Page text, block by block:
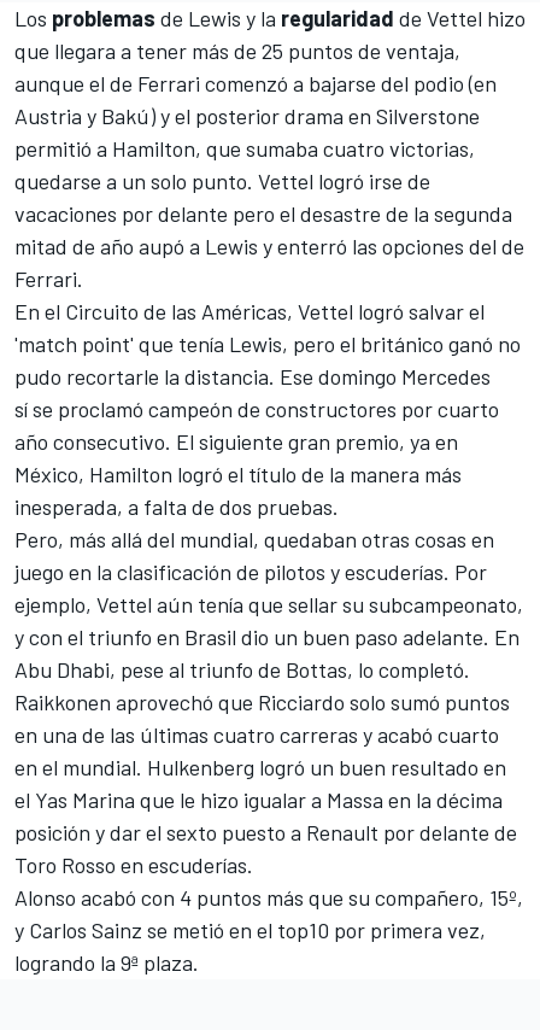
Los problemas de Lewis y la regularidad de Vettel hizo
que llegara a tener más de 25 puntos de ventaja,
aunque el de Ferrari comenzó a bajarse del podio (en
Austria y Bakú) y el posteriordrama en Silverstone
permitió a Hamilton, que sumaba cuatro victorias,
quedarse a un solo punto. Vettel logró irse de
vacaciones por delante pero el desastre de la segunda
mitad de año aupó a Lewis y enterró las opciones del de
Ferrari.
En el Circuito de las Américas, Vettel logró salvar el
'match point' que tenía Lewis, pero el británico ganó no
pudo recortarle la distancia. Ese domingo Mercedes
sí se proclamó campeón de constructores por cuarto
año consecutivo. El siguiente gran premio, ya en
México, Hamilton logró el título de la manera más
inesperada, a falta de dos pruebas.
Pero, más allá del mundial, quedaban otras cosas en
juego en la clasificación de pilotos y escuderías. Por
ejemplo, Vettel aún tenía que sellar su subcampeonato,
y con el triunfo en Brasil dio un buen paso adelante. En
Abu Dhabi, pese al triunfo de Bottas, lo completó.
Raikkonen aprovechó que Ricciardo solo sumó puntos
en una de las últimas cuatro carreras y acabó cuarto
en el mundial. Hulkenberg logró un buen resultado en
el Yas Marina que le hizo igualar a Massa en la décima
posición y dar el sexto puesto a Renault por delante de
Toro Rosso en escuderías.
Alonso acabó con 4 puntos más que su compañero, 15º,
y Carlos Sainz se metió en el top10 por primera vez,
logrando la 9ª plaza.